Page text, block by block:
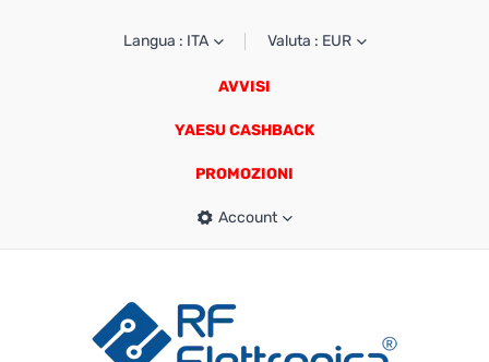
Langua : ITA Valuta : EUR
AVVISI
YAESU CASHBACK
PROMOZIONI
Account